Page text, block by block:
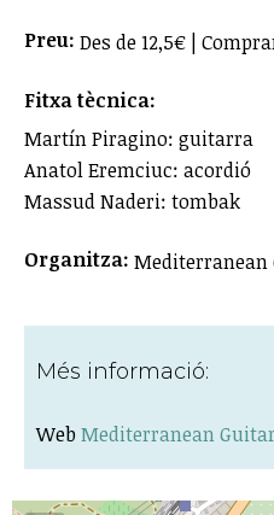
Preu: Des de 12,5€ |
Fitxa tècnica:
Martín Piragino: guitarra
Anatol Eremciuc: acordió
Massud Naderi: tombak
Organitza: Mediterranean
Més informació:
Web Mediterranean